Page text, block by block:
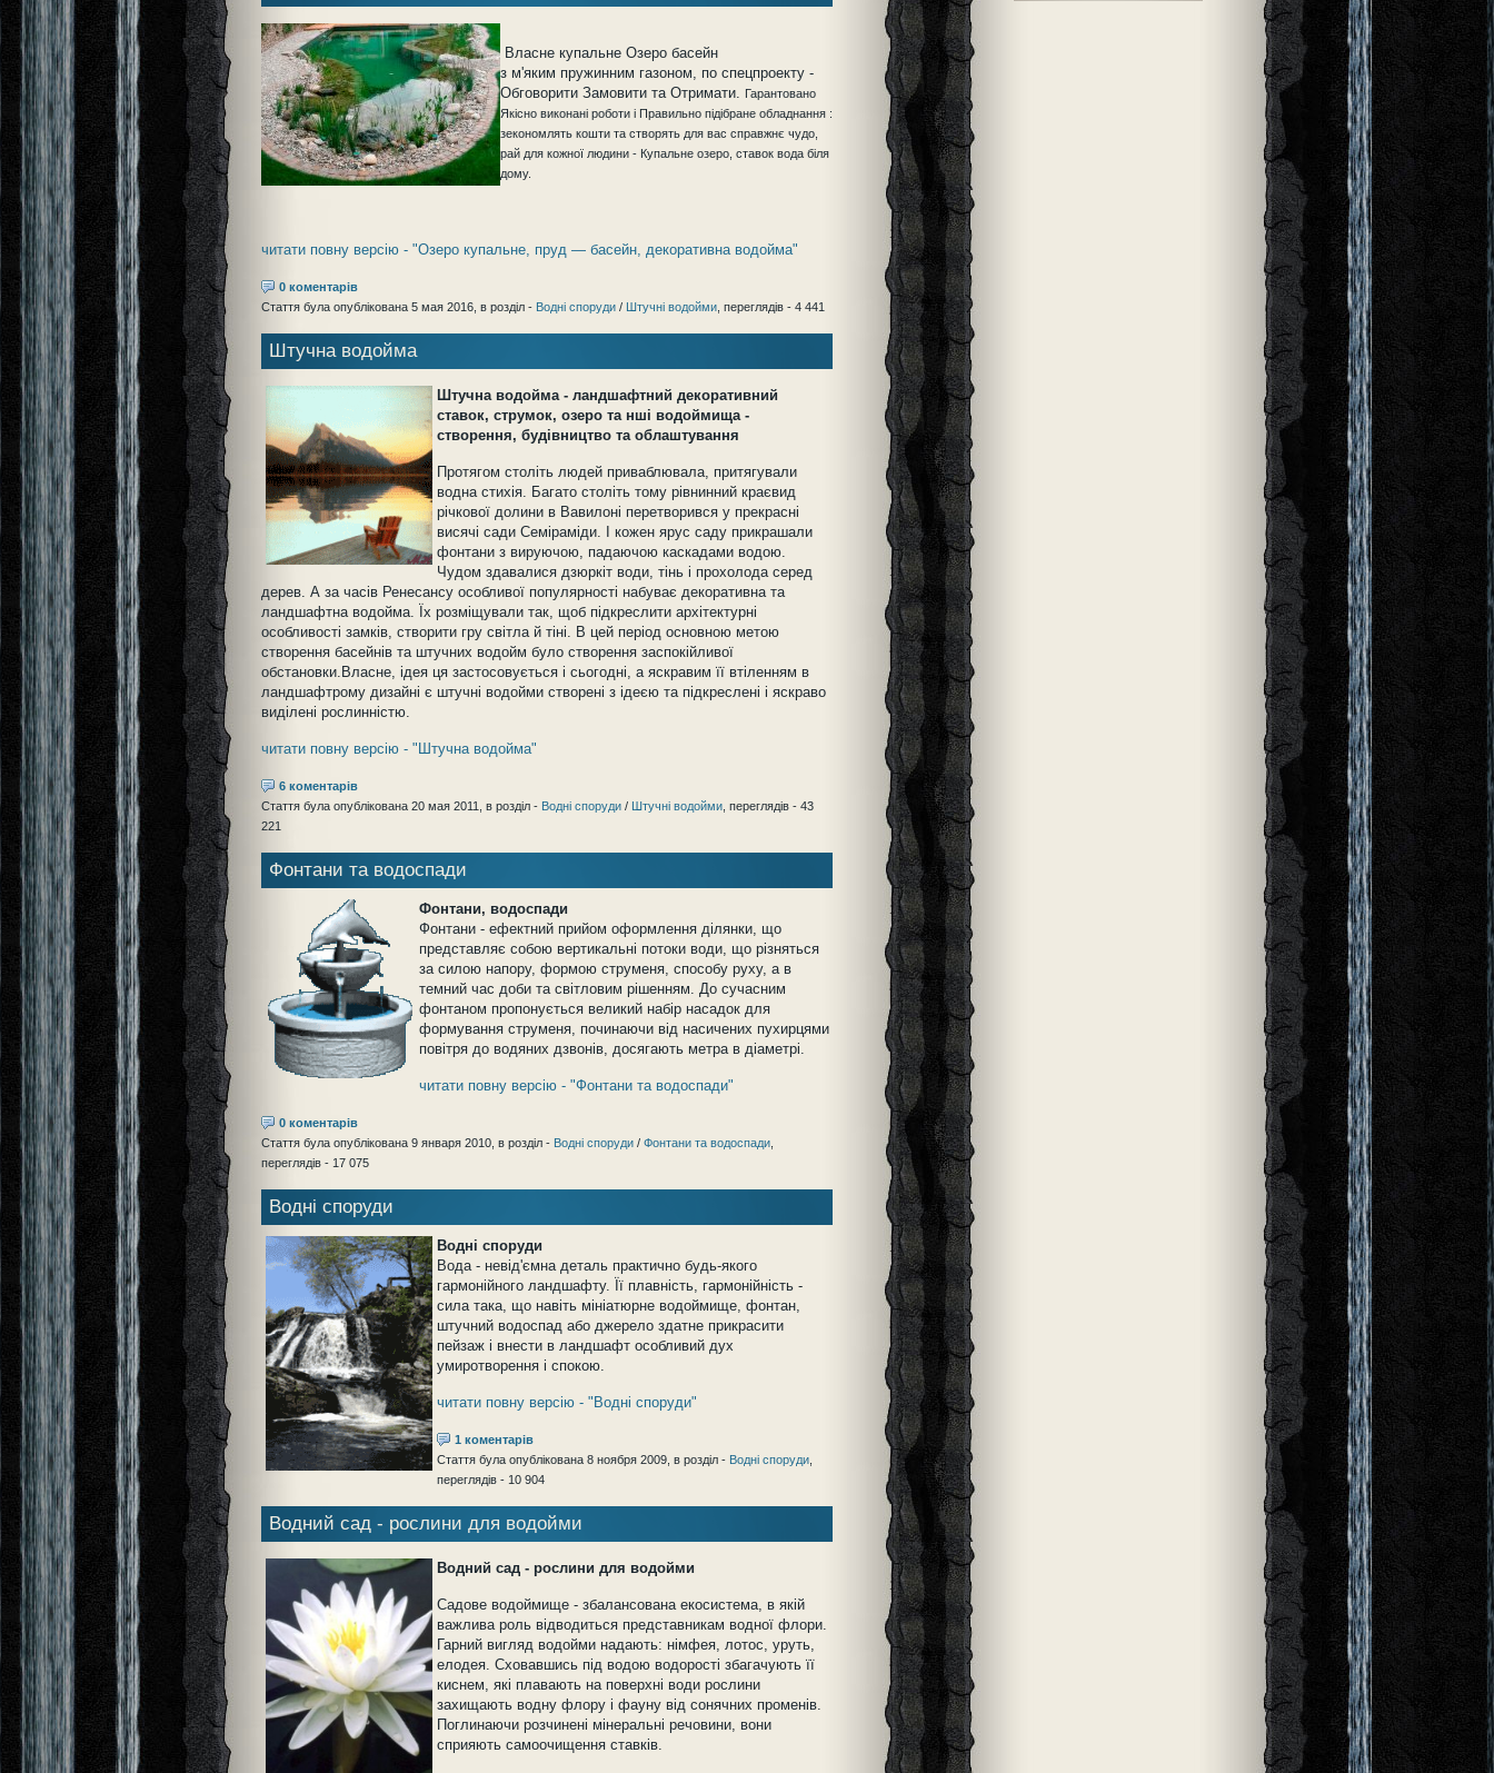
Власне купальне Озеро басейн
з м'яким пружинним газоном, по спецпроекту -
Обговорити Замовити та Отримати. Гарантовано
Якісно виконані роботи і Правильно підібране обладнання :
зекономлять кошти та створять для вас справжнє чудо,
рай для кожної людини - Купальне озеро, ставок вода біля
дому.
читати повну версію - "Озеро купальне, пруд — басейн, декоративна водойма"
0 коментарів
Стаття була опублікована 5 мая 2016, в розділ - Водні споруди / Штучні водойми , переглядів - 4 441
Штучна водойма
Штучна водойма - ландшафтний декоративний
ставок, струмок, озеро та нші водоймища -
створення, будівництво та облаштування
Протягом століть людей приваблювала, притягували
водна стихія. Багато століть тому рівнинний краєвид
річкової долини в Вавилоні перетворився у прекрасні
висячі сади Семіраміди. І кожен ярус саду прикрашали
фонтани з вируючою, падаючою каскадами водою.
Чудом здавалися дзюркіт води, тінь і прохолода серед
дерев. А за часів Ренесансу особливої популярності набуває декоративна та
ландшафтна водойма. Їх розміщували так, щоб підкреслити архітектурні
особливості замків, створити гру світла й тіні. В цей період основною метою
створення басейнів та штучних водойм було створення заспокійливої
обстановки.Власне, ідея ця застосовується і сьогодні, а яскравим її втіленням в
ландшафтрому дизайні є штучні водойми створені з ідеєю та підкреслені і яскраво
виділені рослинністю.
читати повну версію - "Штучна водойма"
6 коментарів
Стаття була опублікована 20 мая 2011, в розділ - Водні споруди / Штучні водойми , переглядів - 43
221
Фонтани та водоспади
Фонтани, водоспади
Фонтани - ефектний прийом оформлення ділянки, що
представляє собою вертикальні потоки води, що різняться
за силою напору, формою струменя, способу руху, а в
темний час доби та світловим рішенням. До сучасним
фонтаном пропонується великий набір насадок для
формування струменя, починаючи від насичених пухирцями
повітря до водяних дзвонів, досягають метра в діаметрі.
читати повну версію - "Фонтани та водоспади"
0 коментарів
Стаття була опублікована 9 января 2010, в розділ - Водні споруди / Фонтани та водоспади
переглядів - 17 075
Водні споруди
Водні споруди
Вода - невід'ємна деталь практично будь-якого
гармонійного ландшафту. Її плавність, гармонійність -
сила така, що навіть мініатюрне водоймище, фонтан,
штучний водоспад або джерело здатне прикрасити
пейзаж і внести в ландшафт особливий дух
умиротворення і спокою.
читати повну версію - "Водні споруди"
1 коментарів
Стаття була опублікована 8 ноября 2009, в розділ - Водні споруди
переглядів - 10 904
Водний сад - рослини для водойми
Водний сад - рослини для водойми
Садове водоймище - збалансована екосистема, в якій
важлива роль відводиться представникам водної флори.
Гарний вигляд водойми надають: німфея, лотос, уруть,
елодея. Сховавшись під водою водорості збагачують її
киснем, які плавають на поверхні води рослини
захищають водну флору і фауну від сонячних променів.
Поглинаючи розчинені мінеральні речовини, вони
сприяють самоочищення ставків.